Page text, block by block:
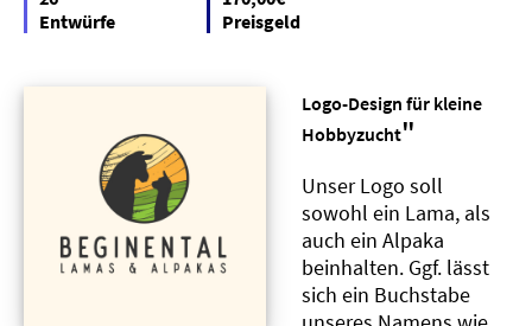
Entwürfe
Preisgeld
Logo-Design für kleine
Hobbyzucht"
Unser Logo soll
sowohl ein Lama, als
auch ein Alpaka
beinhalten. Ggf. lässt
sich ein Buchstabe